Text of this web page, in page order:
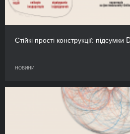
Стійкі прості конструкції:
НОВИНИ